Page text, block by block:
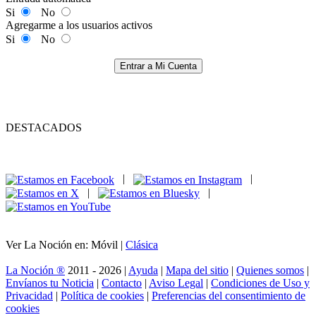
Si
No
Agregarme a los usuarios activos
Si
No
Entrar a Mi Cuenta
DESTACADOS
|
|
Ver La Noción en: Móvil | Clásica
La Noción ® 2011 - 2026 | Ayuda | Mapa del sitio | Quienes somos |
Envíanos tu Noticia | Contacto | Aviso Legal | Condiciones de Uso y
Privacidad | Política de cookies | Preferencias del consentimiento de
cookies